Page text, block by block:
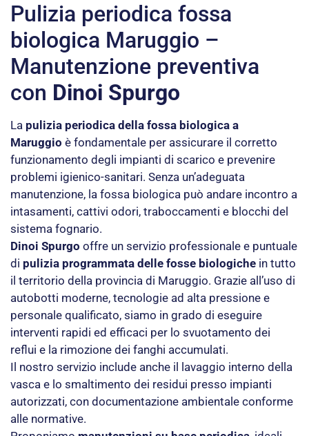
Pulizia periodica fossa
biologica Maruggio –
Manutenzione preventiva
con Dinoi Spurgo
La pulizia periodica della fossa biologica a
Maruggio è fondamentale per assicurare il corretto
funzionamento degli impianti di scarico e prevenire
problemi igienico-sanitari. Senza un’adeguata
manutenzione, la fossa biologica può andare incontro a
intasamenti, cattivi odori, traboccamenti e blocchi del
sistema fognario.
Dinoi Spurgo offre un servizio professionale e puntuale
di pulizia programmata delle fosse biologiche in tutto
il territorio della provincia di Maruggio. Grazie all’uso di
autobotti moderne, tecnologie ad alta pressione e
personale qualificato, siamo in grado di eseguire
interventi rapidi ed efficaci per lo svuotamento dei
reflui e la rimozione dei fanghi accumulati.
Il nostro servizio include anche il lavaggio interno della
vasca e lo smaltimento dei residui presso impianti
autorizzati, con documentazione ambientale conforme
alle normative.